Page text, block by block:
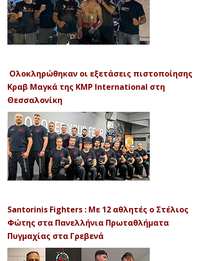
Ολοκληρώθηκαν οι εξετάσεις πιστοποίησης
Κραβ Μαγκά της KMP International στη
Θεσσαλονίκη
Santorinis Fighters : Με 12 αθλητές ο Στέλιος
Φώτης στα Πανελλήνια Πρωταθλήματα
Πυγμαχίας στα Γρεβενά